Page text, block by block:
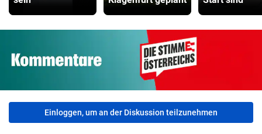
Einloggen, um an der Diskussion teilzunehmen